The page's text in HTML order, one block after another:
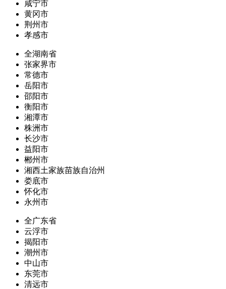
咸宁市
黄冈市
荆州市
孝感市
全湖南省
张家界市
常德市
岳阳市
邵阳市
衡阳市
湘潭市
株洲市
长沙市
益阳市
郴州市
湘西土家族苗族自治州
娄底市
怀化市
永州市
全广东省
云浮市
揭阳市
潮州市
中山市
东莞市
清远市